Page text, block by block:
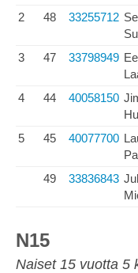
2 48 33255712
3 47 33798949
4 44 40058150
5 45 40077700
49 33836843
N15
Naiset 15 vuotta 5